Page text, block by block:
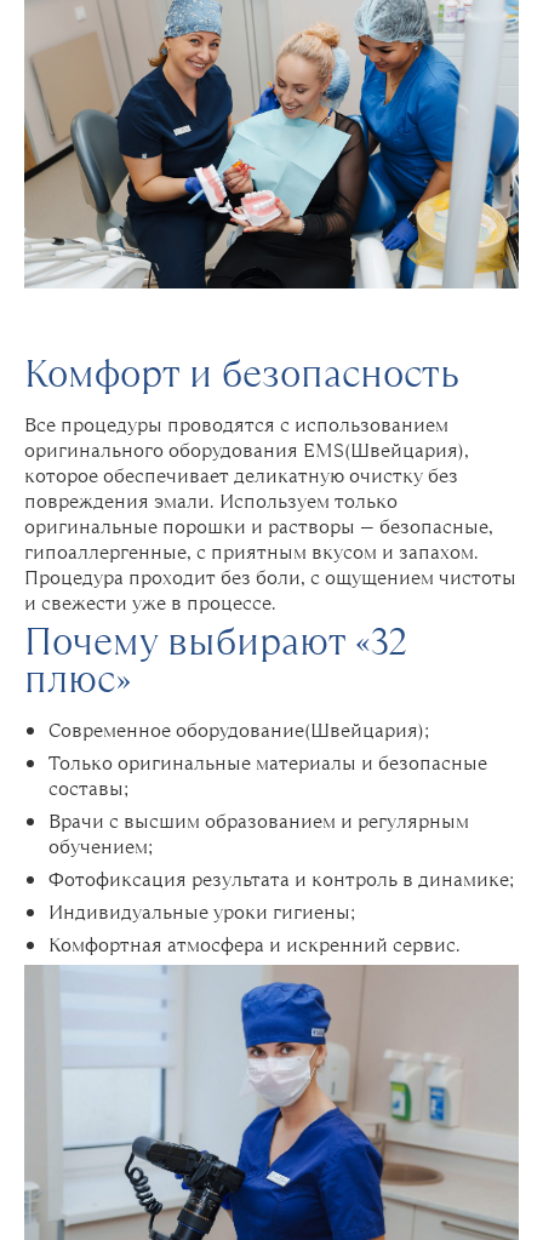
Комфорт и безопасность
Все процедуры проводятся с использованием
оригинального оборудования EMS(Швейцария),
которое обеспечивает деликатную очистку без
повреждения эмали. Используем только
оригинальные порошки и растворы — безопасные,
гипоаллергенные, с приятным вкусом и запахом.
Процедура проходит без боли, с ощущением чистоты
и свежести уже в процессе.
Почему выбирают «32
плюс»
Современное оборудование(Швейцария);
Только оригинальные материалы и безопасные
составы;
Врачи с высшим образованием и регулярным
обучением;
Фотофиксация результата и контроль в динамике;
Индивидуальные уроки гигиены;
Комфортная атмосфера и искренний сервис.